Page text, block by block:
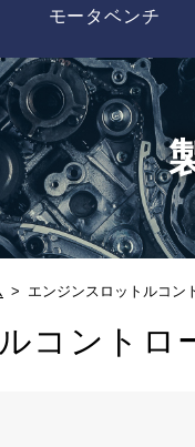
モータベンチ
エンジンスロットルコン
コントロ